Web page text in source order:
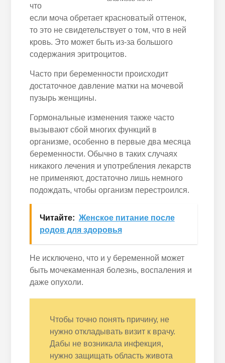
что
если моча обретает красноватый оттенок,
то это не свидетельствует о том, что в ней
кровь. Это может быть из-за большого
содержания эритроцитов.
Часто при беременности происходит
достаточное давление матки на мочевой
пузырь женщины.
Гормональные изменения также часто
вызывают сбой многих функций в
организме, особенно в первые два месяца
беременности. Обычно в таких случаях
никакого лечения и употребления лекарств
не применяют, достаточно лишь немного
подождать, чтобы организм перестроился.
Читайте: Женское питание после
родов для здоровья
Не исключено, что и у беременной может
быть мочекаменная болезнь, воспаления и
даже опухоли.
Чтобы точно понять причину, не
нужно откладывать визит к врачу.
Дабы не возникала инфекция,
нужно защищать область живота